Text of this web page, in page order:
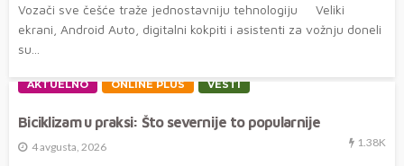
Vozači sve češće traže jednostavniju tehnologiju Veliki
ekrani, Android Auto, digitalni kokpiti i asistenti za vožnju doneli
su...
AKTUELNO ONLINE PLUS VESTI
Biciklizam u praksi: Što severnije to popularnije
4 avgusta, 2026 1.38K